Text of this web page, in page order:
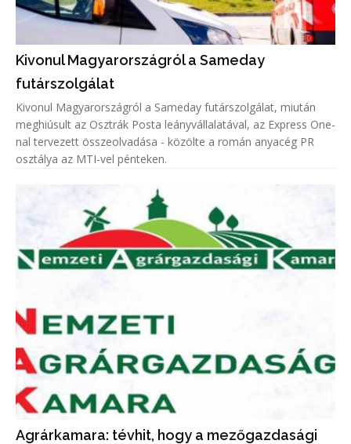
Kivonul Magyarországról a Sameday
futárszolgálat
Kivonul Magyarországról a Sameday futárszolgálat, miután
meghiúsult az Osztrák Posta leányvállalatával, az Express One-
nal tervezett összeolvadása - közölte a román anyacég PR
osztálya az MTI-vel pénteken.
Agrárkamara: tévhit, hogy a mezőgazdasági